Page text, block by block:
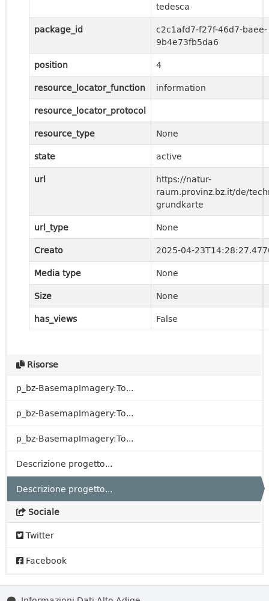
Risorse
p_bz-BasemapImagery:To...
p_bz-BasemapImagery:To...
p_bz-BasemapImagery:To...
Descrizione progetto...
Descrizione progetto...
Sociale
Twitter
Facebook
tedesca
package_id
c2c1afd7-f27f-46d7-baee-
9b4e73fb5da6
position
4
resource_locator_function
information
resource_locator_protocol
resource_type
None
state
active
url
https://natur-
raum.provinz.bz.it/de/
grundkarte
url_type
None
Creato
2025-04-
Media type
None
Size
None
has_views
False